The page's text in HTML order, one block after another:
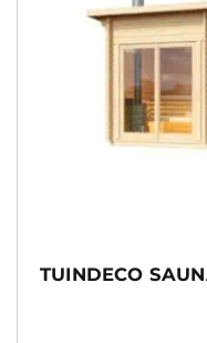
TUINDECO